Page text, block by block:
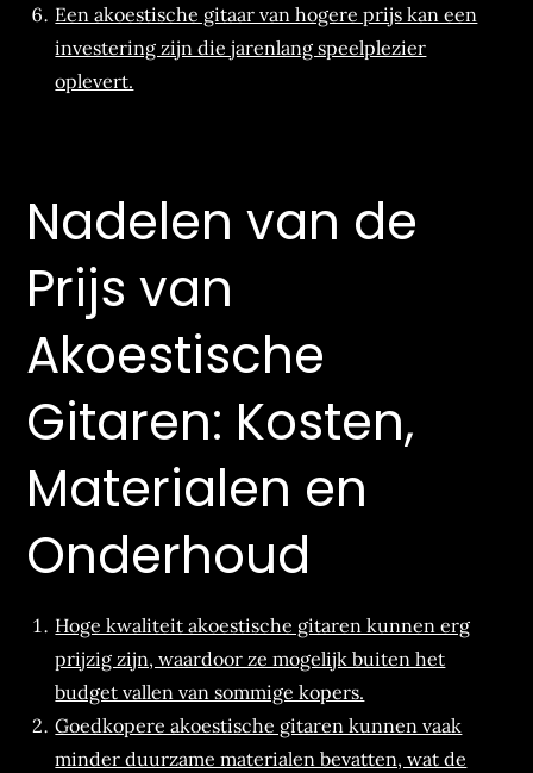
Een akoestische gitaar van hogere prijs kan een
investering zijn die jarenlang speelplezier
oplevert.
Nadelen van de
Prijs van
Akoestische
Gitaren: Kosten,
Materialen en
Onderhoud
Hoge kwaliteit akoestische gitaren kunnen erg
prijzig zijn, waardoor ze mogelijk buiten het
budget vallen van sommige kopers.
Goedkopere akoestische gitaren kunnen vaak
minder duurzame materialen bevatten, wat de